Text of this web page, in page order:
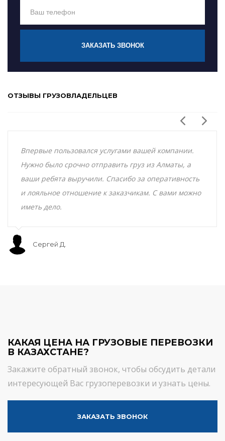
ЗАКАЗАТЬ ЗВОНОК
ОТЗЫВЫ ГРУЗОВЛАДЕЛЬЦЕВ
Впервые пользовался услугами вашей компании.
Нужно было срочно отправить груз из Алматы, а
ваши ребята выручили. Спасибо за оперативность
и лояльное отношение к заказчикам. С вами можно
иметь дело.
Сергей Д.
КАКАЯ ЦЕНА НА ГРУЗОВЫЕ ПЕРЕВОЗКИ
В КАЗАХСТАНЕ?
Закажите обратный звонок, чтобы обсудить детали
интересующей Вас грузоперевозки и узнать цены.
ЗАКАЗАТЬ ЗВОНОК